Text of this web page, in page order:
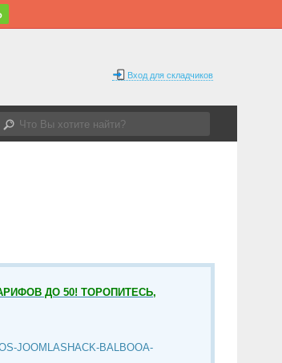
Вход для складчиков
ДО 50! ТОРОПИТЕСЬ,
JOOMLASHACK-BALBOOA-